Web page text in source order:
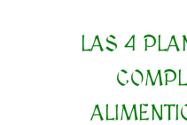
LAS 4